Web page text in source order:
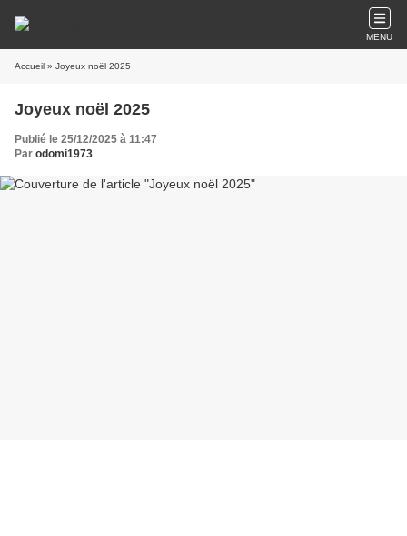
MENU
Accueil » Joyeux noël 2025
Joyeux noël 2025
Publié le 25/12/2025 à 11:47
Par odomi1973